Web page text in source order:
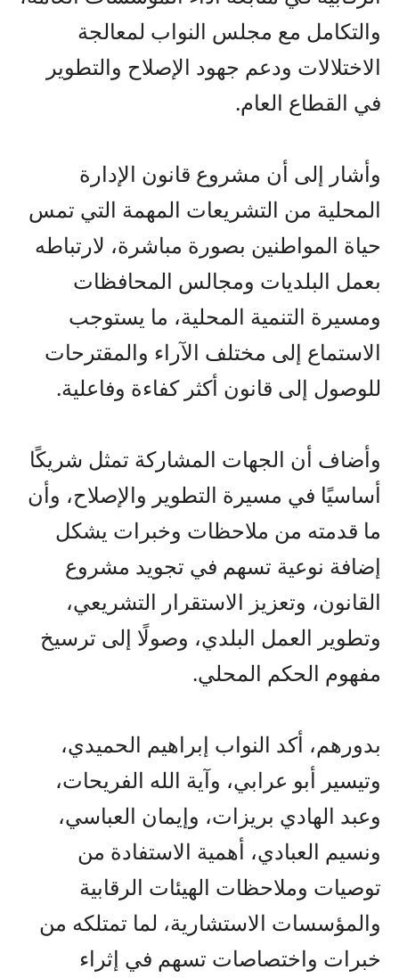
والتكامل مع مجلس النواب لمعالجة
الاختلالات ودعم جهود الإصلاح والتطوير
في القطاع العام.
وأشار إلى أن مشروع قانون الإدارة
المحلية من التشريعات المهمة التي تمس
حياة المواطنين بصورة مباشرة، لارتباطه
بعمل البلديات ومجالس المحافظات
ومسيرة التنمية المحلية، ما يستوجب
الاستماع إلى مختلف الآراء والمقترحات
للوصول إلى قانون أكثر كفاءة وفاعلية.
وأضاف أن الجهات المشاركة تمثل شريكًا
أساسيًا في مسيرة التطوير والإصلاح، وأن
ما قدمته من ملاحظات وخبرات يشكل
إضافة نوعية تسهم في تجويد مشروع
القانون، وتعزيز الاستقرار التشريعي،
وتطوير العمل البلدي، وصولًا إلى ترسيخ
مفهوم الحكم المحلي.
بدورهم، أكد النواب إبراهيم الحميدي،
وتيسير أبو عرابي، وآية الله الفريحات،
وعبد الهادي بريزات، وإيمان العباسي،
ونسيم العبادي، أهمية الاستفادة من
توصيات وملاحظات الهيئات الرقابية
والمؤسسات الاستشارية، لما تمتلكه من
خبرات واختصاصات تسهم في إثراء